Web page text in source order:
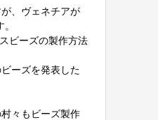
、ヴェネチアが
ビーズの製作方法
ーズを発表した
々もビーズ製作